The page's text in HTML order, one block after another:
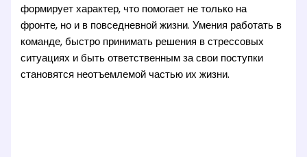
формирует характер, что помогает не только на
фронте, но и в повседневной жизни. Умения работать в
команде, быстро принимать решения в стрессовых
ситуациях и быть ответственным за свои поступки
становятся неотъемлемой частью их жизни.